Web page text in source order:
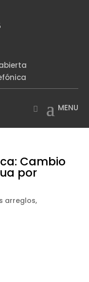
Cambio
por
arreglos,